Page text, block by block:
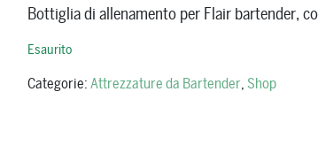
Bottiglia di allenamento per Flair bartender,
Esaurito
Categorie: Attrezzature da Bartender, Shop